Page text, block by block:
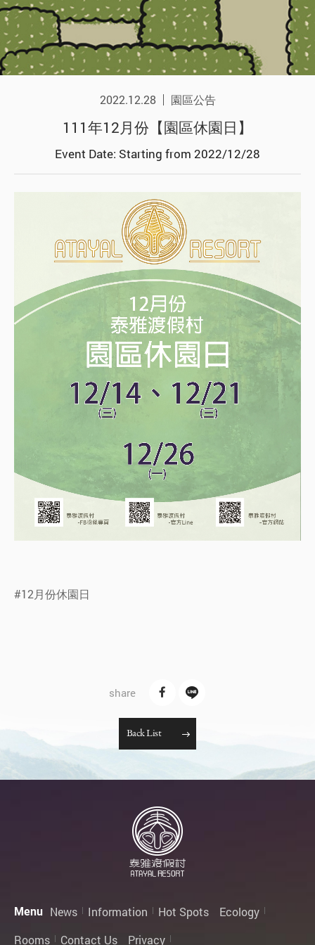
2022.12.28 園區公告
111年12月份【園區休園日】
Event Date: Starting from 2022/12/28
#12月份休園日
BackList
Menu News Information Hot Spots
Ecology
Rooms
Contact Us Privacy